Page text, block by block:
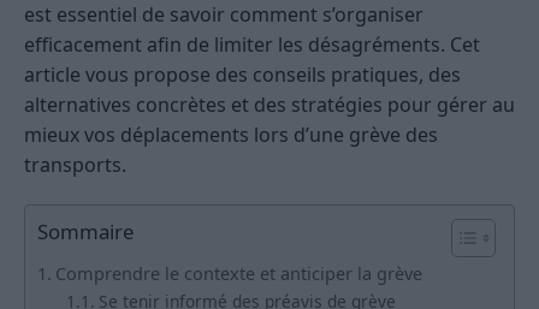
est essentiel de savoir comment s’organiser
efficacement afin de limiter les désagréments. Cet
article vous propose des conseils pratiques, des
alternatives concrètes et des stratégies pour gérer au
mieux vos déplacements lors d’une grève des
transports.
Sommaire
Comprendre le contexte et anticiper la grève
Se tenir informé des préavis de grève